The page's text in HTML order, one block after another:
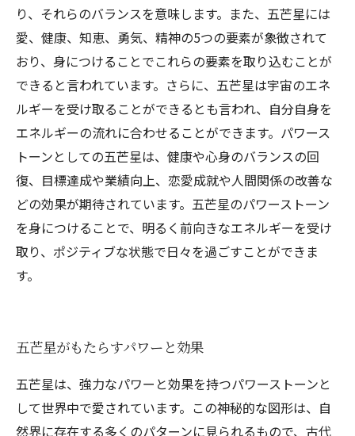
り、それらのバランスを意味します。また、五芒星には
愛、健康、知恵、勇気、精神の5つの要素が象徴されて
おり、身につけることでこれらの要素を取り込むことが
できると言われています。さらに、五芒星は宇宙のエネ
ルギーを受け取ることができるとも言われ、自分自身を
エネルギーの流れに合わせることができます。パワース
トーンとしての五芒星は、健康や心身のバランスの回
復、目標達成や業績向上、恋愛成就や人間関係の改善な
どの効果が期待されています。五芒星のパワーストーン
を身につけることで、明るく前向きなエネルギーを受け
取り、ポジティブな状態で日々を過ごすことができま
す。
五芒星がもたらすパワーと効果
五芒星は、強力なパワーと効果を持つパワーストーンと
して世界中で愛されています。この神秘的な図形は、自
然界に存在する多くのパターンに見られるもので、古代